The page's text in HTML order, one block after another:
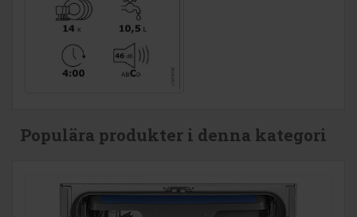
Populära produkter i denna kategori